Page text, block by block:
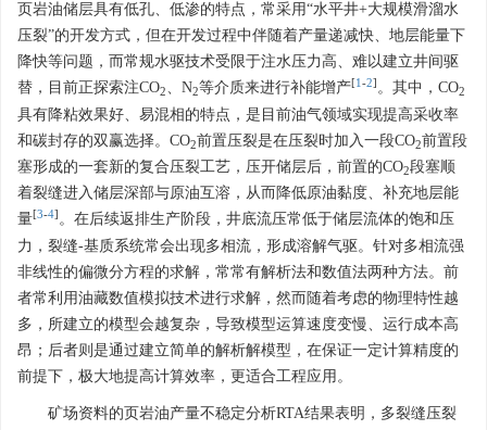
页岩油储层具有低孔、低渗的特点，常采用“水平井+大规模滑溜水
压裂”的开发方式，但在开发过程中伴随着产量递减快、地层能量下
降快等问题，而常规水驱技术受限于注水压力高、难以建立井间驱
替，目前正探索注CO2、N2等介质来进行补能增产[1 -2] 。其中，CO2
具有降粘效果好、易混相的特点，是目前油气领域实现提高采收率
和碳封存的双赢选择。CO2前置压裂是在压裂时加入一段CO2前置段
塞形成的一套新的复合压裂工艺，压开储层后，前置的CO2段塞顺
着裂缝进入储层深部与原油互溶，从而降低原油黏度、补充地层能
量[3-4] 。在后续返排生产阶段，井底流压常低于储层流体的饱和压
力，裂缝-基质系统常会出现多相流，形成溶解气驱。针对多相流强
非线性的偏微分方程的求解，常常有解析法和数值法两种方法。前
者常利用油藏数值模拟技术进行求解，然而随着考虑的物理特性越
多，所建立的模型会越复杂，导致模型运算速度变慢、运行成本高
昂；后者则是通过建立简单的解析解模型，在保证一定计算精度的
前提下，极大地提高计算效率，更适合工程应用。
矿场资料的页岩油产量不稳定分析RTA结果表明，多裂缝压裂